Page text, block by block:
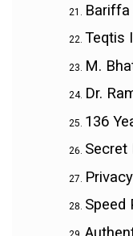
Bariffa
Teqtis
M.
Dr.
136
Secret
Speed